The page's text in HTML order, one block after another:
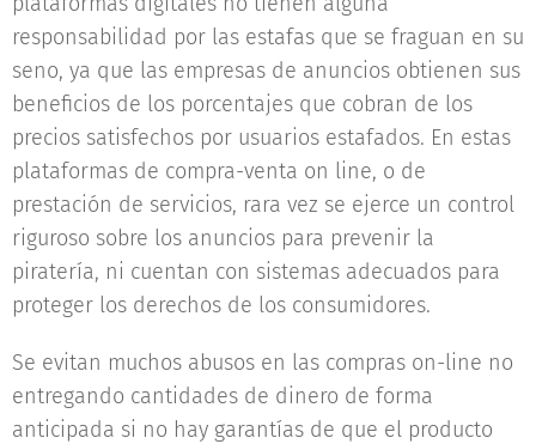
responsabilidad por las estafas que se fraguan en su
seno, ya que las empresas de anuncios obtienen sus
beneficios de los porcentajes que cobran de los
precios satisfechos por usuarios estafados. En estas
plataformas de compra-venta on line, o de
prestación de servicios, rara vez se ejerce un control
riguroso sobre los anuncios para prevenir la
piratería, ni cuentan con sistemas adecuados para
proteger los derechos de los consumidores.
Se evitan muchos abusos en las compras on-line no
entregando cantidades de dinero de forma
anticipada si no hay garantías de que el producto